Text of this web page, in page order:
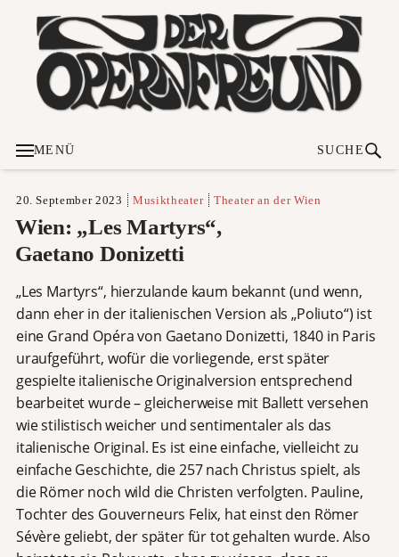
MENÜ SUCHE
20. September 2023 Musiktheater Theater an der Wien
Wien: „Les Martyrs“,
Gaetano Donizetti
„Les Martyrs“, hierzulande kaum bekannt (und wenn,
dann eher in der italienischen Version als „Poliuto“) ist
eine Grand Opéra von Gaetano Donizetti, 1840 in Paris
uraufgeführt, wofür die vorliegende, erst später
gespielte italienische Originalversion entsprechend
bearbeitet wurde – gleicherweise mit Ballett versehen
wie stilistisch weicher und sentimentaler als das
italienische Original. Es ist eine einfache, vielleicht zu
einfache Geschichte, die 257 nach Christus spielt, als
die Römer noch wild die Christen verfolgten. Pauline,
Tochter des Gouverneurs Felix, hat einst den Römer
Sévère geliebt, der später für tot gehalten wurde. Also